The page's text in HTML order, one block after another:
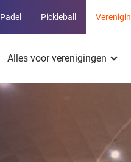
Padel Pickleball
Alles voor verenigingen